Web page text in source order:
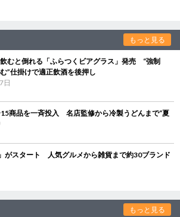
もっと見る
むと倒れる「ふらつくビアグラス」発売 “強制
”仕掛けで適正飲酒を後押し
日
商品を一斉投入 名店監修から冷製うどんまで“夏
がスタート 人気グルメから雑貨まで約30ブランド
もっと見る